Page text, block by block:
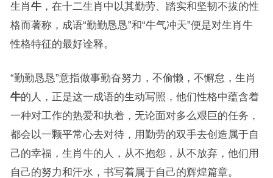
生肖牛，在十二生肖中以其勤劳、踏实和坚韧不拔的性
格而著称，成语“勤勤恳恳”和“牛气冲天”便是对生肖牛
性格特征的最好诠释。
“勤勤恳恳”意指做事勤奋努力，不偷懒，不懈怠，生肖
牛的人，正是这一成语的生动写照，他们性格中蕴含着
一种对工作的热爱和执着，无论面对多么艰巨的任务，
都会以一颗平常心去对待，用勤劳的双手去创造属于自
己的幸福，生肖牛的人，从不抱怨，从不放弃，他们用
自己的努力和汗水，书写着属于自己的辉煌篇章。